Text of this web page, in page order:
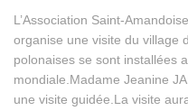
L’Association Saint-
organise une visite du village
polonaises se sont installées
mondiale.Madame Jeanine
une visite guidée.La visite